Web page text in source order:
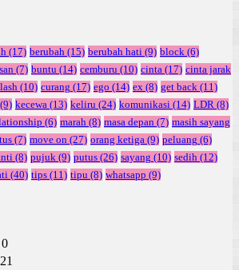
(17) berubah (15) berubah hati (9) block (6)
(7) buntu (14) cemburu (10) cinta (17) cinta jarak
(10) curang (17) ego (14) ex (8) get back (11)
(9) kecewa (13) keliru (24) komunikasi (14) LDR (8)
(6) marah (8) masa depan (7) masih sayang
(7) move on (27) orang ketiga (9) peluang (6)
(8) pujuk (9) putus (26) sayang (10) sedih (12)
(40) tips (11) tipu (8) whatsapp (9)
0
21